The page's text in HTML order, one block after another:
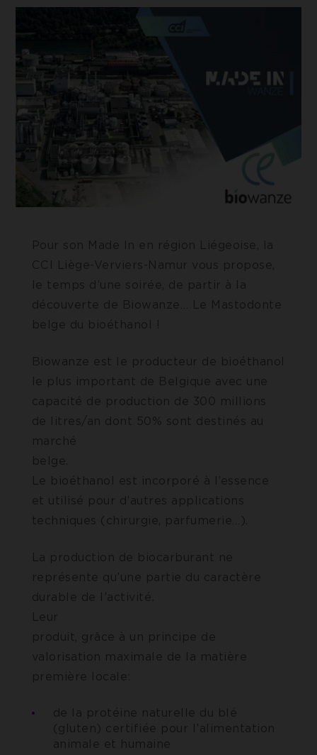
Pour son Made In en région Liégeoise, la
CCI Liège-Verviers-Namur vous propose,
le temps d’une soirée, de partir à la
découverte de Biowanze… Le Mastodonte
belge du bioéthanol !
Biowanze est le producteur de bioéthanol
le plus important de Belgique avec une
capacité de production de 300 millions
de litres/an dont 50% sont destinés au
marché
Le bioéthanol est incorporé à l’essence
et utilisé pour d’autres applications
techniques (chirurgie, parfumerie…).
La production de biocarburant ne
représente qu’une partie du caractère
durable de l’activité
Leur
produit, grâce à un principe de
valorisation maximale de la matière
première locale:
de la protéine naturelle du blé
(gluten) certifiée pour l’alimentation
animale et humaine
Cookie de Google Tag Manager nous permet de mettre
place et gérer l'envoi des données sur Google Analytics.
ACCEPTER LES COOKIES